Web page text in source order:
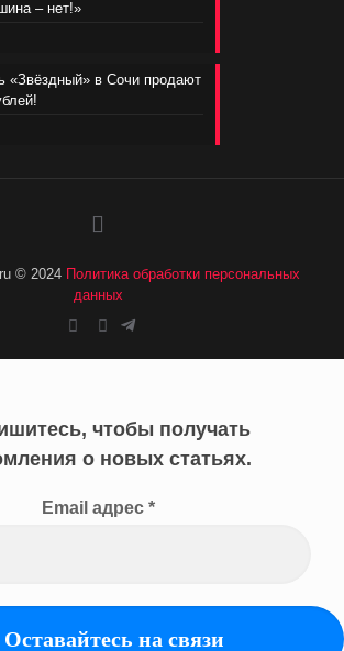
– нет!»
«Звёздный» в Сочи продают
© 2024 Политика обработки персональных
данных
чтобы получать
о новых статьях.
Email адрес *